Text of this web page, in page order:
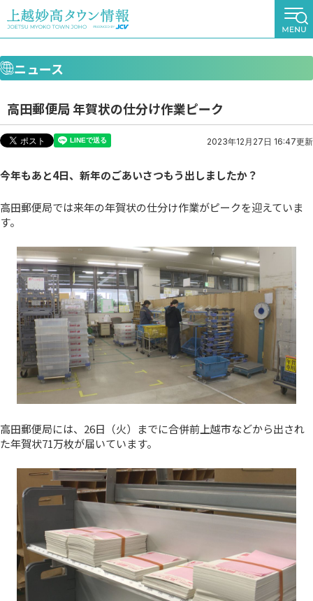
ニュース
高田郵便局 年賀状の仕分け作業ピーク
2023年12月27日 16:47更新
今年もあと4日、 新年のごあいさつもう出しましたか？
高田郵便局では来年の年賀状の仕分け作業がピークを迎えていま
す。
高田郵便局には、26日（火）までに合併前上越市などから出され
た年賀状71万枚が届いています。